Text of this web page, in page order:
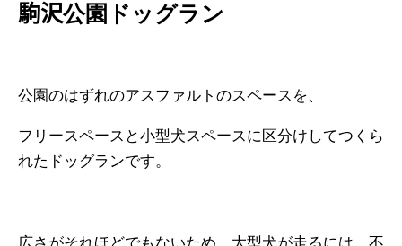
駒沢公園ドッグラン
公園のはずれのアスファルトのスペースを、
フリースペースと小型犬スペースに区分けしてつくら
れたドッグランです。
広さがそれほどでもないため、大型犬が走るには、不